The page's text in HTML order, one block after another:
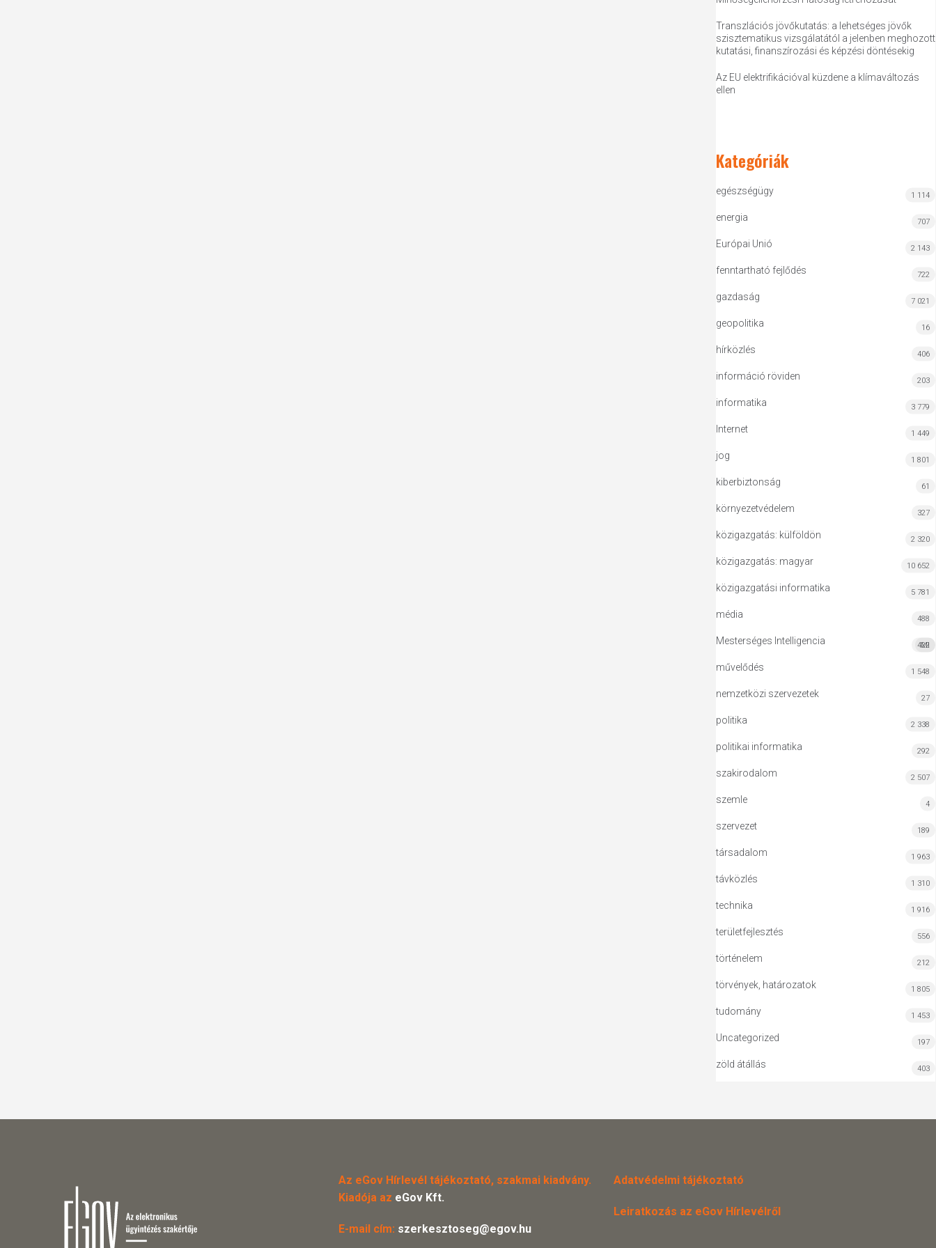
Transzlációs jövőkutatás: a lehetséges jövők
szisztematikus vizsgálatától a jelenben meghozott
kutatási, finanszírozási és képzési döntésekig
Az EU elektrifikációval küzdene a klímaváltozás
ellen
Kategóriák
egészségügy 1 114
energia 707
Európai Unió 2 143
fenntartható fejlődés 722
gazdaság 7 021
geopolitika 16
hírközlés 406
információ röviden 203
informatika 3 779
Internet 1 449
jog 1 801
kiberbiztonság 61
környezetvédelem 327
közigazgatás: külföldön 2 320
közigazgatás: magyar 10 652
közigazgatási informatika 5 781
média 488
Mesterséges Intelligencia MI
422
művelődés 1 548
nemzetközi szervezetek 27
politika 2 338
politikai informatika 292
szakirodalom 2 507
szemle 4
szervezet 189
társadalom 1 963
távközlés 1 310
technika 1 916
területfejlesztés 556
történelem 212
törvények, határozatok 1 805
tudomány 1 453
Uncategorized 197
zöld átállás 403
Az eGov Hírlevél tájékoztató, szakmai kiadvány.
Kiadója az eGov Kft.
E-mail cím: szerkesztoseg@egov.hu
Adatvédelmi tájékoztató
Leiratkozás az eGov Hírlevélről